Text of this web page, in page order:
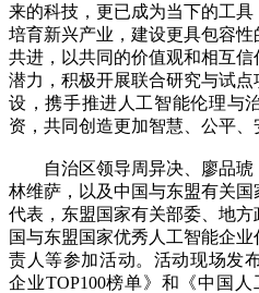
来的科技，更已成为当下的工具
培育新兴产业，建设更具包容
共进，以共同的价值观和相互
潜力，积极开展联合研究与试
设，携手推进人工智能伦理与
资，共同创造更加智慧、公平、
自治区领导周异决、廖品琥
林维萨，以及中国与东盟有关
代表，东盟国家有关部委、地
国与东盟国家优秀人工智能企
责人等参加活动。活动现场发
企业TOP100榜单》和《中国